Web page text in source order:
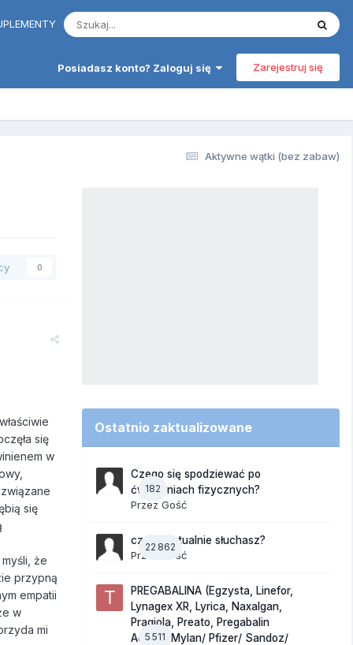
Posiadasz konto? Zaloguj się Zarejestruj się
Aktywne wątki (bez zabaw)
0
się
w
się
że
przypną
empatii
w
mi
Ostatnio zaktualizowane
182
Czego się spodziewać po
ćwiczeniach fizycznych?
Przez Gość
22 862
czego aktualnie słuchasz?
Przez Gość
5 511
PREGABALINA (Egzysta, Linefor,
Lynagex XR, Lyrica, Naxalgan,
Pragiola, Preato, Pregabalin
Accord/Mylan/ Pfizer/ Sandoz/